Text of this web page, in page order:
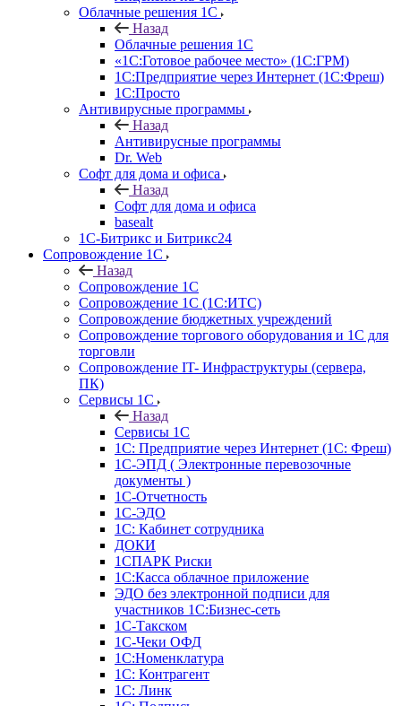
Облачные решения 1С
Назад
Облачные решения 1С
«1C:Готовое рабочее место» (1С:ГРМ)
1С:Предприятие через Интернет (1С:Фреш)
1С:Просто
Антивирусные программы
Назад
Антивирусные программы
Dr. Web
Софт для дома и офиса
Назад
Софт для дома и офиса
basealt
1С-Битрикс и Битрикс24
Сопровождение 1С
Назад
Сопровождение 1С
Сопровождение 1С (1С:ИТС)
Сопровождение бюджетных учреждений
Сопровождение торгового оборудования и 1С для
торговли
Сопровождение IT- Инфраструктуры (сервера,
ПК)
Сервисы 1С
Назад
Сервисы 1С
1С: Предприятие через Интернет (1С: Фреш)
1С-ЭПД ( Электронные перевозочные
документы )
1С-Отчетность
1С-ЭДО
1С: Кабинет сотрудника
ДОКИ
1СПАРК Риски
1С:Касса облачное приложение
ЭДО без электронной подписи для
участников 1С:Бизнес-сеть
1С-Такском
1С-Чеки ОФД
1С:Номенклатура
1С: Контрагент
1С: Линк